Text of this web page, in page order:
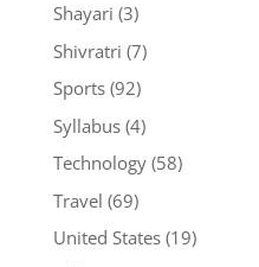
Shayari (3)
Shivratri (7)
Sports(92)
Syllabus(4)
Technology(58)
Travel (69)
United States(19)